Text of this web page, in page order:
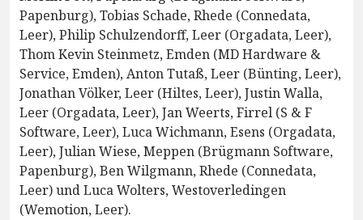
Papenburg), Tobias Schade, Rhede (Connedata,
Leer), Philip Schulzendorff, Leer (Orgadata, Leer),
Thom Kevin Steinmetz, Emden (MD Hardware &
Service, Emden), Anton Tutaß, Leer (Bünting, Leer),
Jonathan Völker, Leer (Hiltes, Leer), Justin Walla,
Leer (Orgadata, Leer), Jan Weerts, Firrel (S & F
Software, Leer), Luca Wichmann, Esens (Orgadata,
Leer), Julian Wiese, Meppen (Brügmann Software,
Papenburg), Ben Wilgmann, Rhede (Connedata,
Leer) und Luca Wolters, Westoverledingen
(Wemotion, Leer).